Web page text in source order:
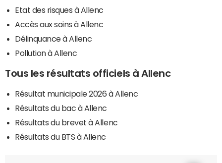
Etat des risques à Allenc
Accès aux soins à Allenc
Délinquance à Allenc
Pollution à Allenc
Tous les résultats officiels à Allenc
Résultat municipale 2026 à Allenc
Résultats du bac à Allenc
Résultats du brevet à Allenc
Résultats du BTS à Allenc